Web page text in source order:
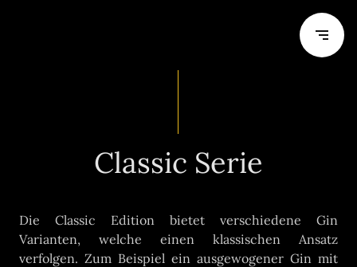
Classic Serie
Die Classic Edition bietet verschiedene Gin
Varianten, welche einen klassischen Ansatz
verfolgen. Zum Beispiel ein ausgewogener Gin mit